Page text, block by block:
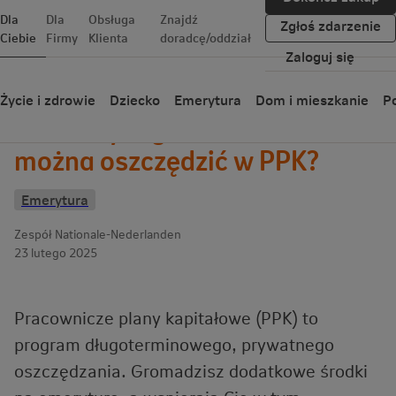
Dla
Ciebie
Dla
Firmy
Obsługa
Klienta
Znajdź
doradcę/oddział
Zgłoś zdarzenie
Zaloguj się
Życie i zdrowie Dziecko Emerytura Dom i mieszkanie
Wróć
można oszczędzić w PPK?
Emerytura
Zespół Nationale-Nederlanden
23 lutego 2025
Pracownicze plany kapitałowe (PPK) to
program długoterminowego, prywatnego
oszczędzania. Gromadzisz dodatkowe środki